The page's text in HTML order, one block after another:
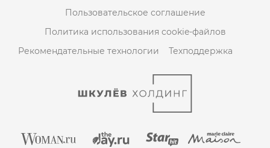
Пользовательское соглашение
Политика использования cookie-файлов
Рекомендательные технологии
Техподдержка